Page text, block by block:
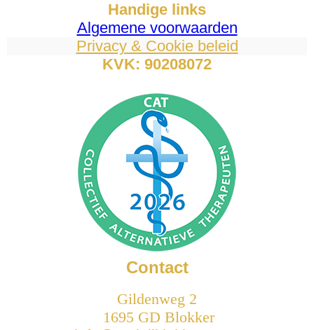
Handige links
Algemene voorwaarden
Privacy & Cookie beleid
KVK: 90208072
Contact
Gildenweg 2
1695 GD Blokker